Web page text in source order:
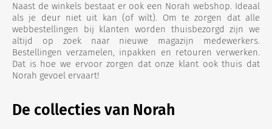
Naast de winkels bestaat er ook een Norah webshop. Ideaal
als je deur niet uit kan (of wilt). Om te zorgen dat alle
webbestellingen bij klanten worden thuisbezorgd zijn we
altijd op zoek naar nieuwe magazijn medewerkers.
Bestellingen verzamelen, inpakken en retouren verwerken.
Dat is hoe we ervoor zorgen dat onze klant ook thuis dat
Norah gevoel ervaart!
De collecties van Norah